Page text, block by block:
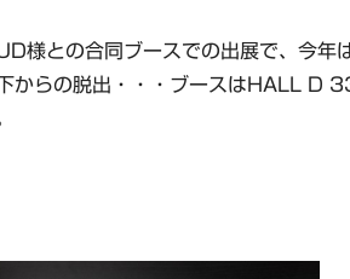
様との合同ブースでの出展で、今年
からの脱出・・・ブースはHALL D